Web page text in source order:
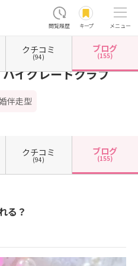
閲覧履歴 キープ メニュー
新潟県新潟市中央区 High Grade Club ハ
イグレードクラブ
伴走型
クチコミ
(94)
ブログ
(155)
クチコミ
(94)
ブログ
(155)
る？